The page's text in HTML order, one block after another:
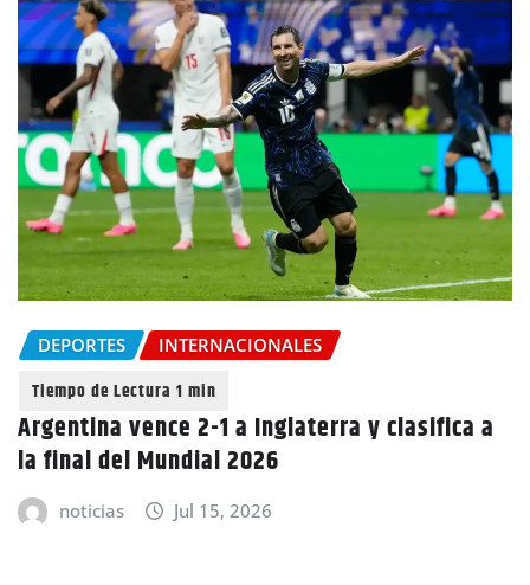
DEPORTES INTERNACIONALES
Argentina vence 2-1 a Inglaterra y clasifica a
la final del Mundial 2026
noticias Jul 15, 2026